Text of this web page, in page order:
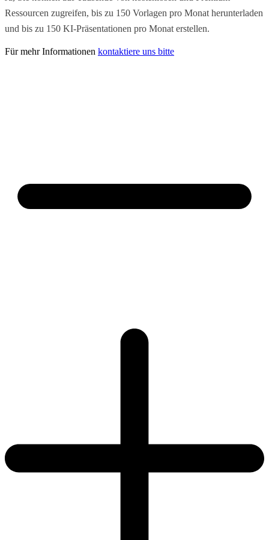
Ressourcen zugreifen, bis zu 150 Vorlagen pro Monat herunterladen
und bis zu 150 KI-Präsentationen pro Monat erstellen.
Für mehr Informationen kontaktiere uns bitte